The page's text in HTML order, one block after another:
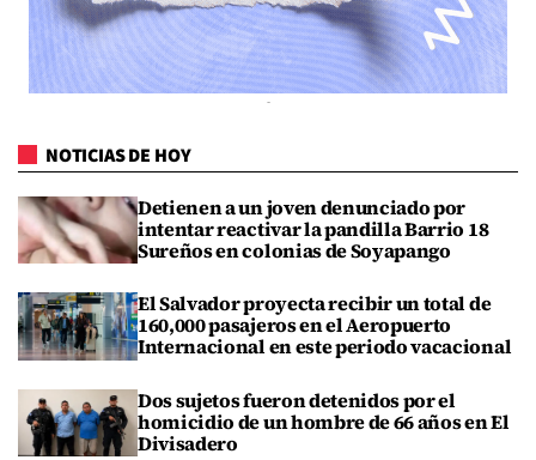
NOTICIAS DE HOY
Detienen a un joven denunciado por
intentar reactivar la pandilla Barrio 18
Sureños en colonias de Soyapango
El Salvador proyecta recibir un total de
160,000 pasajeros en el Aeropuerto
Internacional en este periodo vacacional
Dos sujetos fueron detenidos por el
homicidio de un hombre de 66 años en El
Divisadero